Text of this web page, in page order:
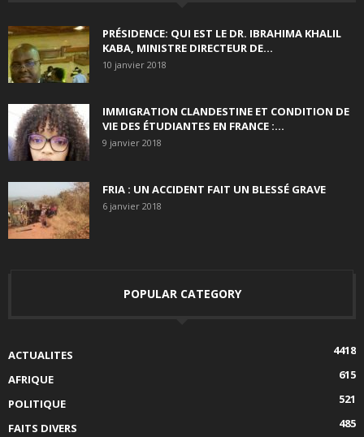
PRÉSIDENCE: QUI EST LE DR. IBRAHIMA KHALIL
KABA, MINISTRE DIRECTEUR DE...
10 janvier 2018
IMMIGRATION CLANDESTINE ET CONDITION DE
VIE DES ÉTUDIANTES EN FRANCE :...
9 janvier 2018
FRIA : UN ACCIDENT FAIT UN BLESSÉ GRAVE
6 janvier 2018
POPULAR CATEGORY
ACTUALITES
4418
AFRIQUE
615
POLITIQUE
521
FAITS DIVERS
485